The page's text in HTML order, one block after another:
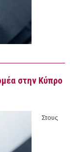
Έργου στο
στην Κύπρο
Στους